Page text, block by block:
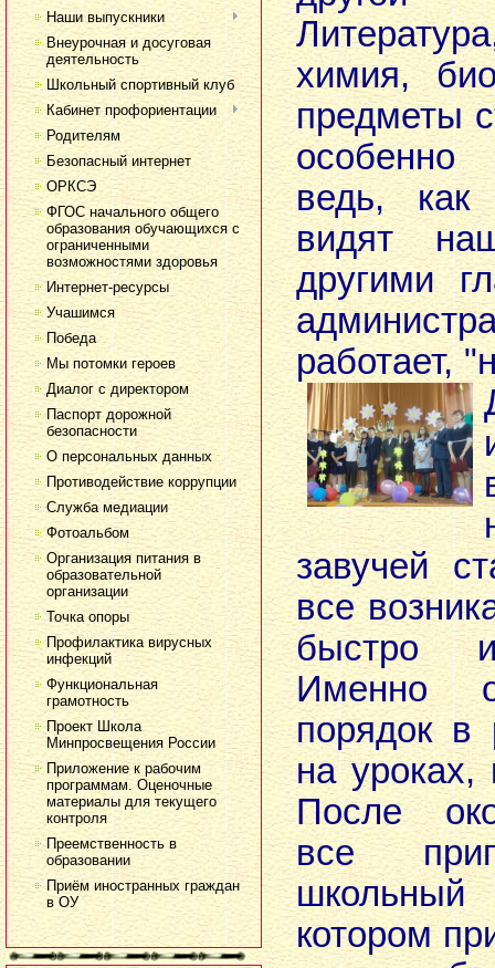
Наши выпускники
Внеурочная и досуговая
деятельность
Школьный спортивный клуб
Кабинет профориентации
Родителям
Безопасный интернет
ОРКСЭ
ФГОС начального общего
образования обучающихся с
ограниченными
возможностями здоровья
Интернет-ресурсы
Учашимся
Победа
Мы потомки героев
Диалог с директором
Паспорт дорожной
безопасности
О персональных данных
Противодействие коррупции
Служба медиации
Фотоальбом
Организация питания в
образовательной
организации
Точка опоры
Профилактика вирусных
инфекций
Функциональная
грамотность
Проект Школа
Минпросвещения России
Приложение к рабочим
программам. Оценочные
материалы для текущего
контроля
Преемственность в
образовании
Приём иностранных граждан
в ОУ
химия,
предметы
ведь, как
видят
другими
работает,
завучей
все
быстро
Именно
порядок в
на
После
все
котором